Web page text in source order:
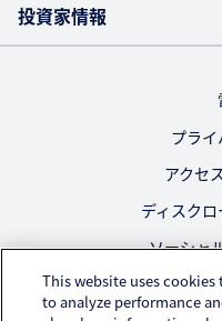
投資家情報
プラ
アクセ
ディスク
ソーシャ
ご利
This website uses
to analyze performance